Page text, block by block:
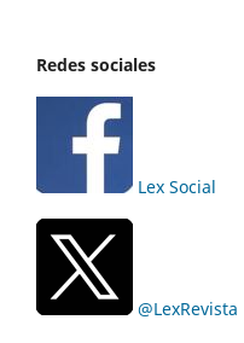
Redes sociales
Lex Social
@LexRevista